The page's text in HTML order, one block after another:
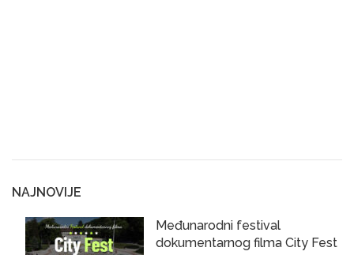
NAJNOVIJE
Međunarodni festival
dokumentarnog filma City Fest